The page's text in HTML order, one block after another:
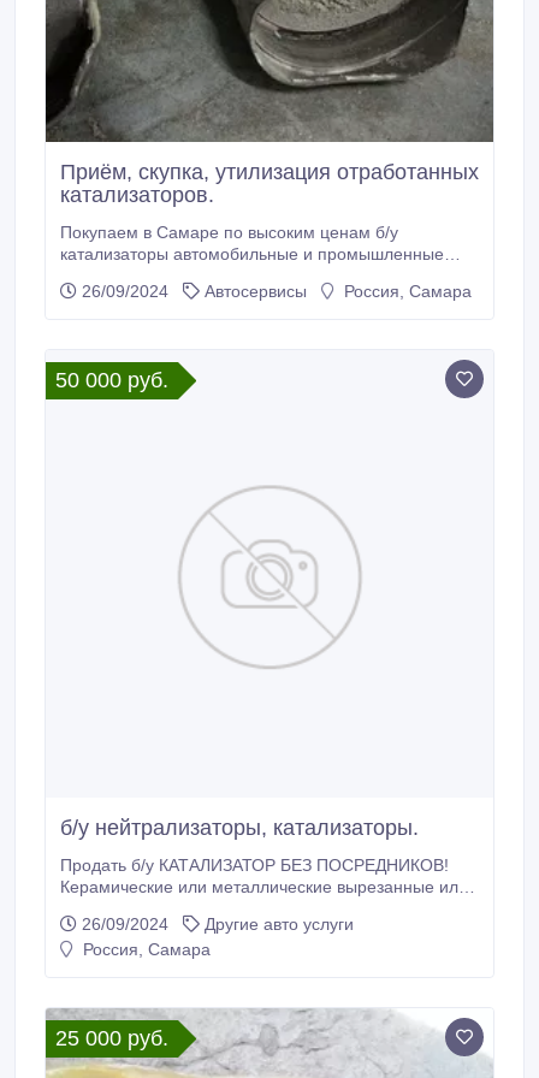
Приём, скупка, утилизация отработанных
катализаторов.
Покупаем в Самаре по высоким ценам б/у
катализаторы автомобильные и промышленные
катализаторов всех видов и типов. Скупаем
лишь то, что внутри катализатора, сама начинка,
26/09/2024 Автосервисы Россия, Самара
50 000 руб.
б/у нейтрализаторы, катализаторы.
Продать б/у КАТАЛИЗАТОР БЕЗ ПОСРЕДНИКОВ!
Керамические или металлические вырезанные или
автомобильных катализаторов (нейтрализаторов), с
сажевых фильтров покупаем дорого в Самаре.
ваты.
26/09/2024
Другие авто услуги
Россия, Самара
25 000 руб.